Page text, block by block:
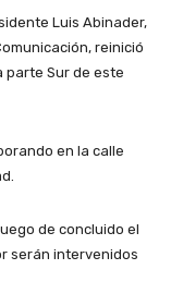
Luis Abinader,
reinició
parte Sur de este
en la calle
de concluido el
serán intervenidos